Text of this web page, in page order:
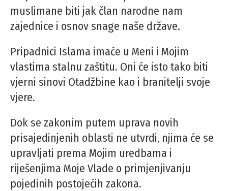
muslimane biti jak član narodne nam
zajednice i osnov snage naše države.
Pripadnici Islama imaće u Meni i Mojim
vlastima stalnu zaštitu. Oni će isto tako biti
vjerni sinovi Otadžbine kao i branitelji svoje
vjere.
Dok se zakonim putem uprava novih
prisajedinjenih oblasti ne utvrdi, njima će se
upravljati prema Mojim uredbama i
riješenjima Moje Vlade o primjenjivanju
pojedinih postojećih zakona.